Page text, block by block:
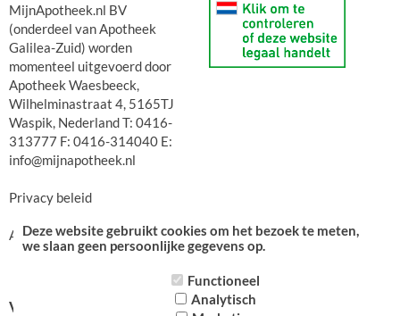
Volg ons op:
MijnApotheek.nl BV
(onderdeel van Apotheek
Galilea-Zuid) worden
momenteel uitgevoerd door
Apotheek Waesbeeck,
Wilhelminastraat 4, 5165TJ
Waspik, Nederland T: 0416-
313777 F: 0416-314040 E:
info@mijnapotheek.nl
Privacy beleid
Algemene voorwaarden
Deze website gebruikt cookies om het bezoek te meten,
we slaan geen persoonlijke gegevens op.
Functioneel
Analytisch